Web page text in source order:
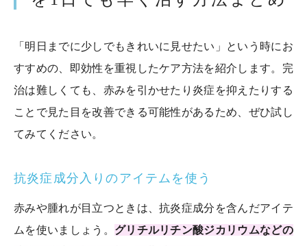
「明日までに少しでもきれいに見せたい」という時にお
すすめの、即効性を重視したケア方法を紹介します。完
治は難しくても、赤みを引かせたり炎症を抑えたりする
ことで見た目を改善できる可能性があるため、ぜひ試し
てみてください。
抗炎症成分入りのアイテムを使う
赤みや腫れが目立つときは、抗炎症成分を含んだアイテ
ムを使いましょう。 グリチルリチン酸ジカリウムなどの